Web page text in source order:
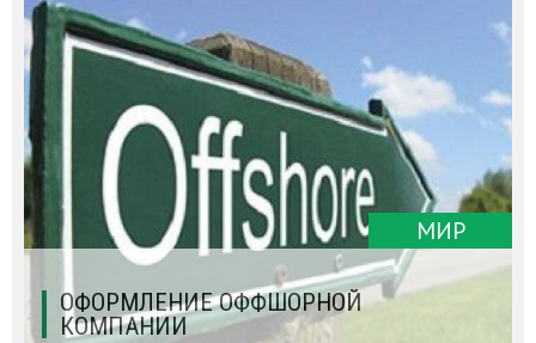
МИР
ОФОРМЛЕНИЕ ОФФШОРНОЙ
КОМПАНИИ